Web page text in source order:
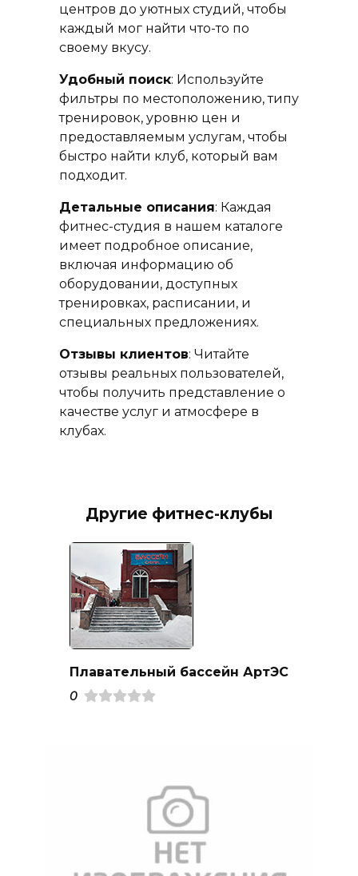
центров до уютных студий, чтобы
каждый мог найти что-то по
своему вкусу.
Удобный поиск: Используйте
фильтры по местоположению, типу
тренировок, уровню цен и
предоставляемым услугам, чтобы
быстро найти клуб, который вам
подходит.
Детальные описания: Каждая
фитнес-студия в нашем каталоге
имеет подробное описание,
включая информацию об
оборудовании, доступных
тренировках, расписании, и
специальных предложениях.
Отзывы клиентов: Читайте
отзывы реальных пользователей,
чтобы получить представление о
качестве услуг и атмосфере в
клубах.
Другие фитнес-клубы
Плавательный бассейн АртЭС
0